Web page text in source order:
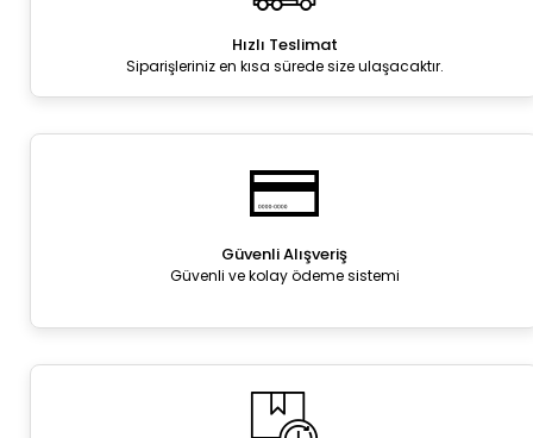
Hızlı Teslimat
Siparişleriniz en kısa sürede size ulaşacaktır.
Güvenli Alışveriş
Güvenli ve kolay ödeme sistemi